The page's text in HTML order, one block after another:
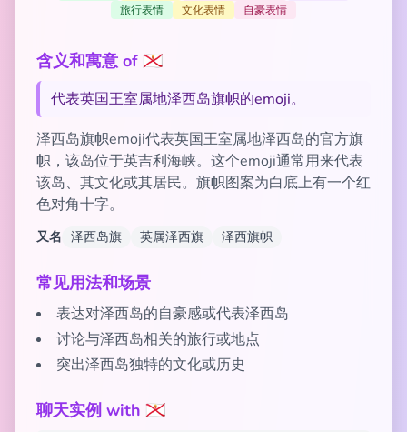
旅行表情
文化表情 自豪表情
含义和寓意 of 🇯🇪
代表英国王室属地泽西岛旗帜的emoji。
泽西岛旗帜emoji代表英国王室属地泽西岛的官方旗
帜，该岛位于英吉利海峡。这个emoji通常用来代表
该岛、其文化或其居民。旗帜图案为白底上有一个红
色对角十字。
又名 泽西岛旗 英属泽西旗 泽西旗帜
常见用法和场景
表达对泽西岛的自豪感或代表泽西岛
讨论与泽西岛相关的旅行或地点
突出泽西岛独特的文化或历史
聊天实例 with 🇯🇪